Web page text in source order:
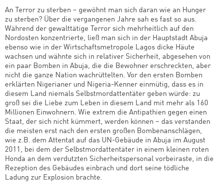
An Terror zu sterben – gewöhnt man sich daran wie an Hunger
zu sterben? Über die vergangenen Jahre sah es fast so aus.
Während der gewalttätige Terror sich mehrheitlich auf den
Nordosten konzentrierte, ließ man sich in der Hauptstadt Abuja
ebenso wie in der Wirtschaftsmetropole Lagos dicke Häute
wachsen und wähnte sich in relativer Sicherheit, abgesehen von
ein paar Bomben in Abuja, die die Bewohner erschreckten, aber
nicht die ganze Nation wachrüttelten. Vor den ersten Bomben
erklärten Nigerianer und Nigeria-Kenner einmütig, dass es in
diesem Land niemals Selbstmordattentäter geben würde: zu
groß sei die Liebe zum Leben in diesem Land mit mehr als 160
Millionen Einwohnern. Wie extrem die Antipathien gegen einen
Staat, der sich nicht kümmert, werden können – das verstanden
die meisten erst nach den ersten großen Bombenanschlägen,
wie z.B. dem Attentat auf das UN-Gebäude in Abuja im August
2011, bei dem der Selbstmordattentäter in einem kleinen roten
Honda an dem verdutzten Sicherheitspersonal vorbeiraste, in die
Rezeption des Gebäudes einbrach und dort seine tödliche
Ladung zur Explosion brachte.